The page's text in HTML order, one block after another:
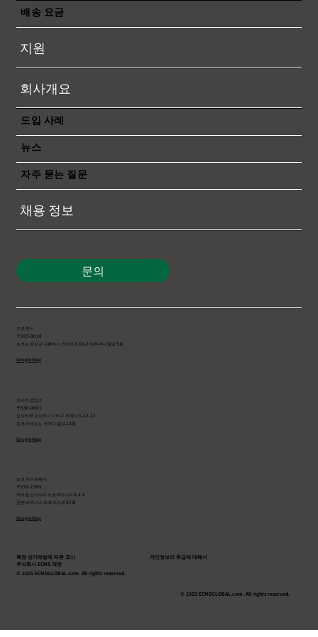
배송 요금
지원
회사개요
도입 사례
뉴스
자주 묻는 질문
채용 정보
문의
도쿄 본사
〒103-0016
도쿄도 주오구 니혼바시 코아미초 10-2 마루쿠니 빌딩 5층
Google Map
오사카 영업소
〒530-0001
오사카부 오사카시 기타구 우메다 1-12-12
도쿄 타테모노 우메다 빌딩 12층
Google Map
도쿄 게이트웨이
〒270-1369
치바현 인자이시 시코쿠미나미 5-3-1
굿맨 비즈니스 파크 이스트 3F-B
Google Map
특정 상거래법에 따른 표시
개인정보의 취급에 대해서
주식회사 ECMS 재팬
© 2025 ECMSGLOBAL.com. All rights reserved.
© 2025 ECMSGLOBAL.com. All rights reserved.